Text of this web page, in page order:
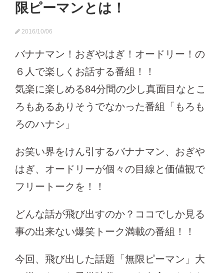
限ピーマンとは！
2016/10/06
バナナマン！おぎやはぎ！オードリー！の
６人で楽しくお話する番組！！
気楽に楽しめる84分間の少し真面目なとこ
ろもあるありそうでなかった番組「もろも
ろのハナシ」
お笑い界をけん引するバナナマン、おぎや
はぎ、オードリーが個々の目線と価値観で
フリートークを！！
どんな話が飛び出すのか？ココでしか見る
事の出来ない爆笑トーク満載の番組！！
今回、飛び出した話題「無限ピーマン」大